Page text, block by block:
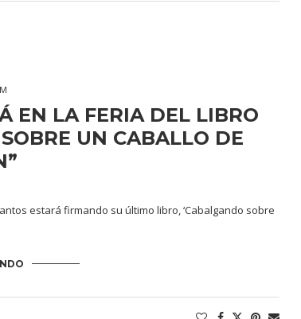
EN LA FERIA DEL LIBRO
UN CABALLO DE
estará firmando su último libro, ‘Cabalgando sobre